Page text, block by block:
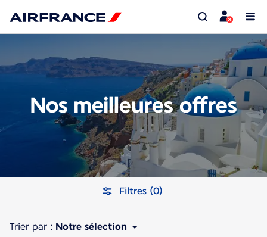
Nos meilleures offres
Filtres (0)
Trier par : Notre sélection